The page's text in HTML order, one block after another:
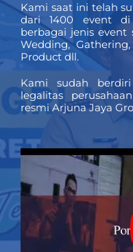
Kami saat ini telah
dari 1400 event di
berbagai jenis event
Wedding,
Product dll.
Kami sudah
legalitas
resmi Arjuna Jaya